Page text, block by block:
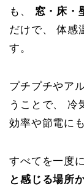
も、 窓・床・
だけで、 体感
す。
プチプチやア
うことで、 冷
効率や節電に
すべてを一度
と感じる場所